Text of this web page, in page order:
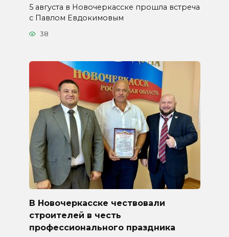
5 августа в Новочеркасске прошла встреча
с Павлом Евдокимовым
38
В Новочеркасске чествовали
строителей в честь
профессионального праздника